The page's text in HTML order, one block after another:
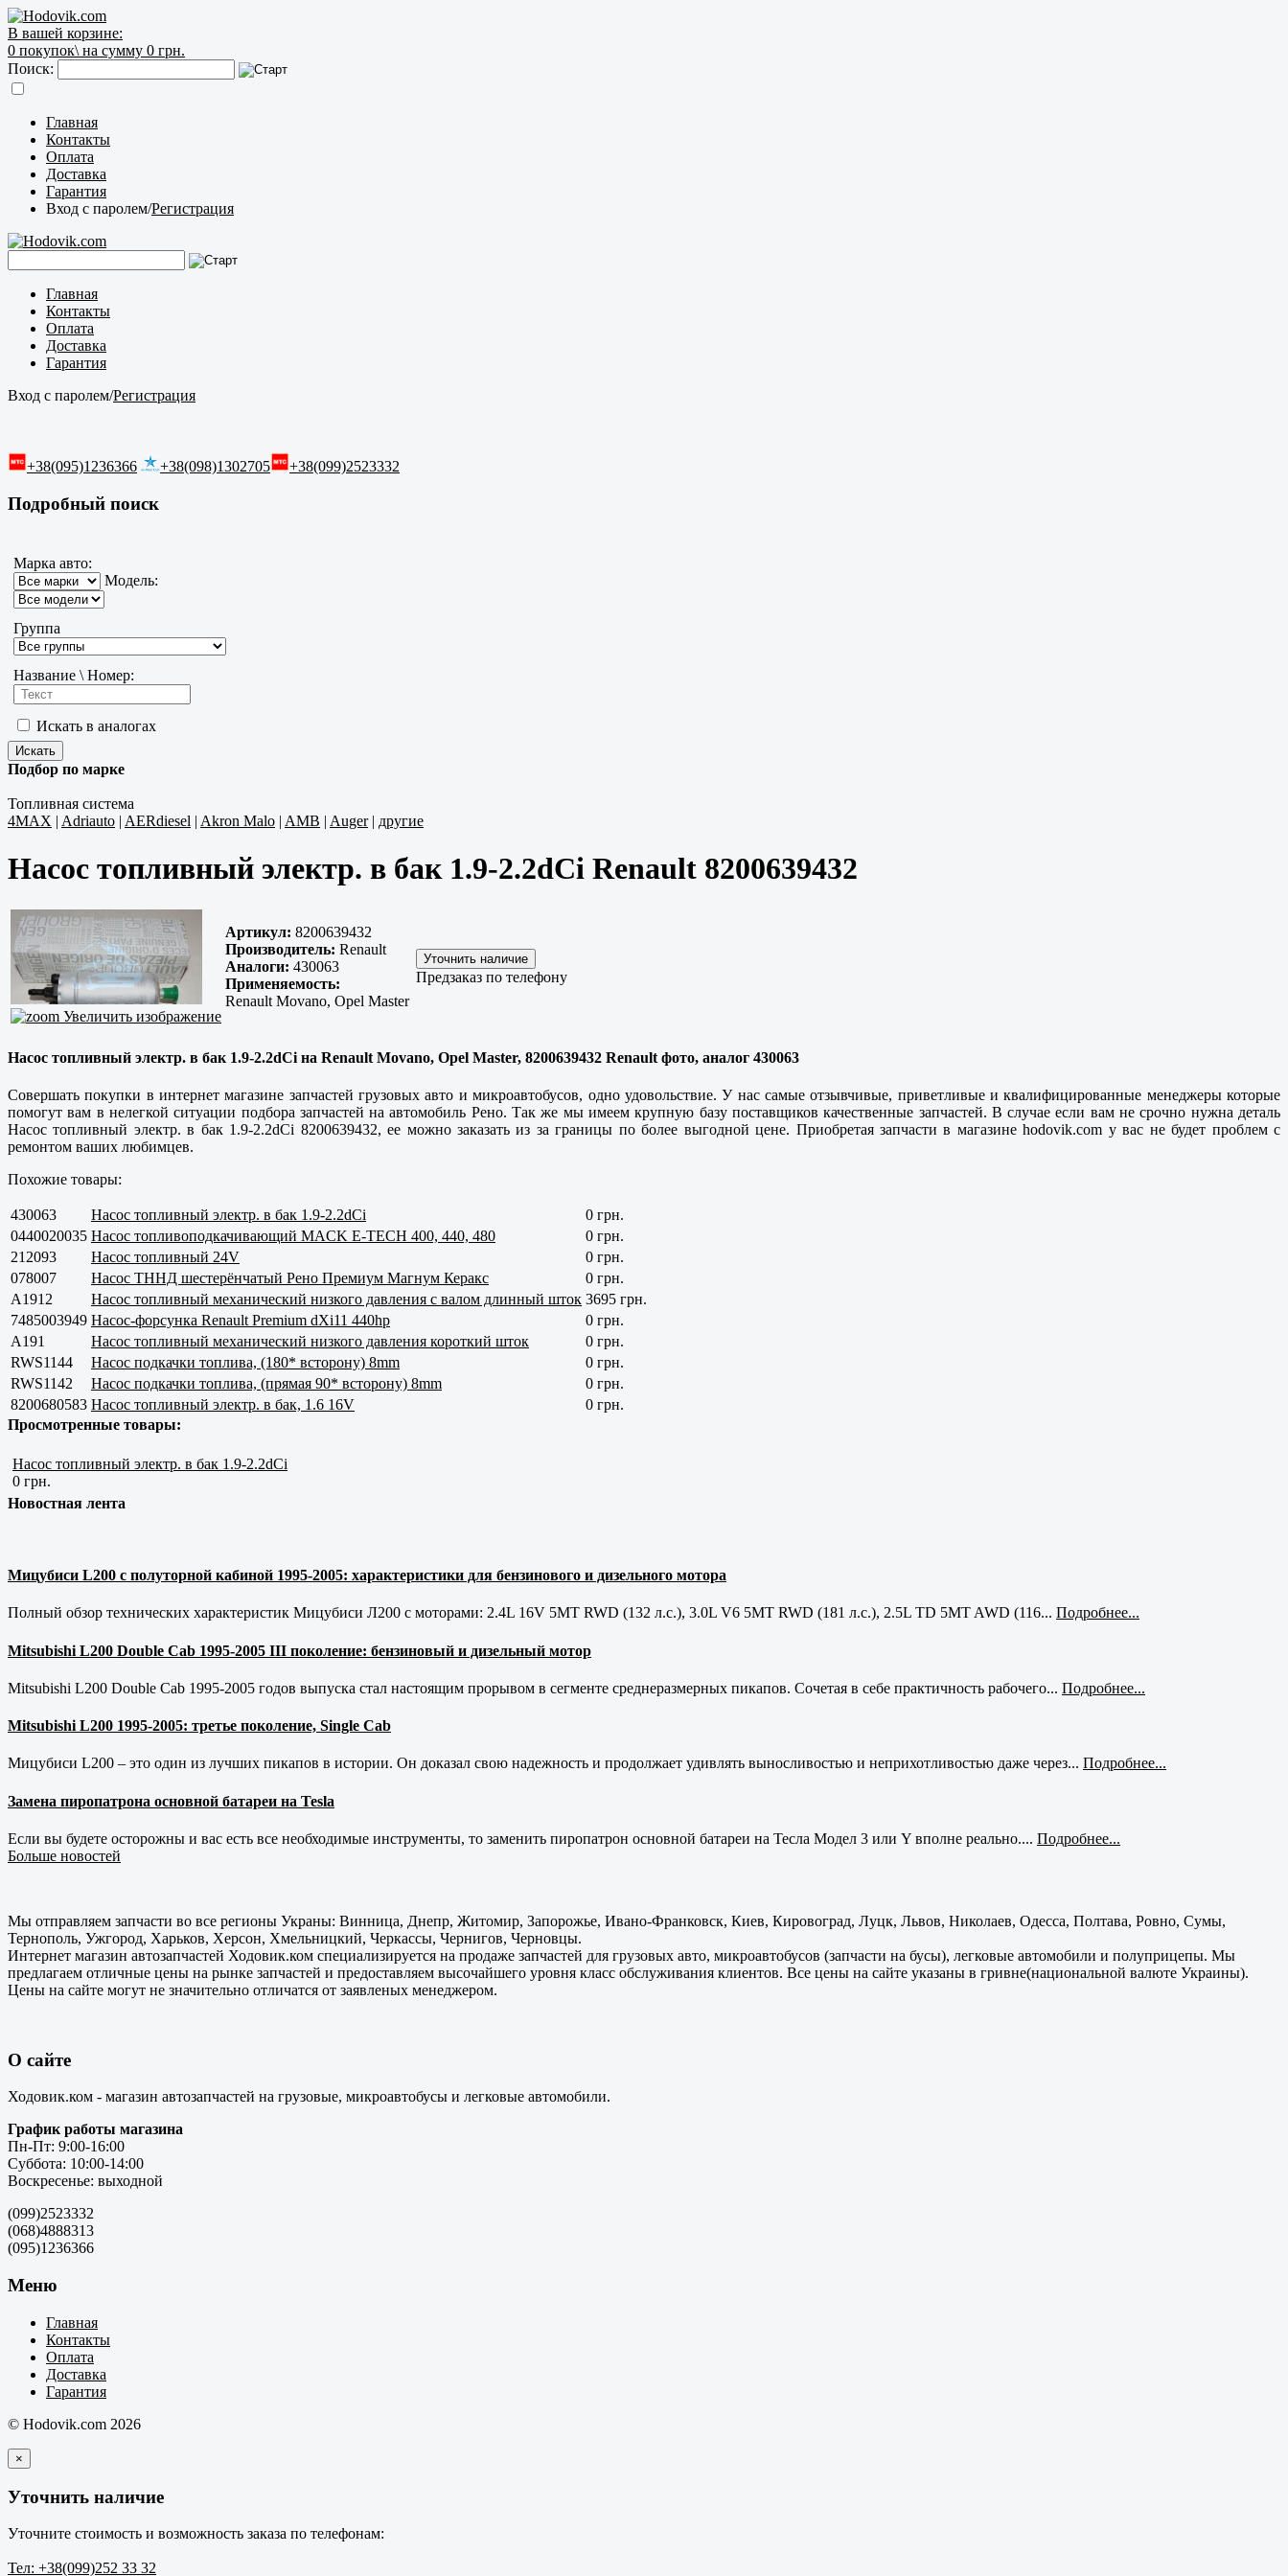
В вашей корзине:
0 покупок\ на сумму 0 грн.
Поиск:
Главная
Контакты
Оплата
Доставка
Гарантия
Вход с паролем/Регистрация
Главная
Контакты
Оплата
Доставка
Гарантия
Вход с паролем/Регистрация
+38(095)1236366 +38(098)1302705 +38(099)2523332
Подробный поиск
Марка авто:
Модель:
Группа
Название \ Номер:
Искать в аналогах
Подбор по марке
Топливная система
4MAX | Adriauto | AERdiesel | Akron Malo | AMB | Auger| другие
Насос топливный электр. в бак 1.9-2.2dCi Renault 8200639432
Увеличить изображение
Артикул: 8200639432
Производитель: Renault
Аналоги: 430063
Применяемость:
Renault Movano, Opel Master
Предзаказ по телефону
Насос топливный электр. в бак 1.9-2.2dCi на Renault Movano, Opel Master, 8200639432 Renault фото, аналог 430063
Совершать покупки в интернет магазине запчастей грузовых авто и микроавтобусов, одно удовольствие. У нас самые отзывчивые, приветливые и квалифицированные менеджеры которые
помогут вам в нелегкой ситуации подбора запчастей на автомобиль Рено. Так же мы имеем крупную базу поставщиковкачественные запчастей. В случае если вам не срочно нужна деталь
Насос топливный электр. в бак 1.9-2.2dCi 8200639432, ее можно заказать из за границы по более выгодной цене. Приобретая запчасти в магазине hodovik.com у вас не будет проблем с
ремонтом ваших любимцев.
Похожие товары:
430063 Насос топливный электр. в бак 1.9-2.2dCi
0 грн.
0440020035 Насос топливоподкачивающий MACK E-TECH 400, 440, 480
0 грн.
212093
Насос топливный 24V
0 грн.
078007
Насос ТННД шестерёнчатый Рено Премиум Магнум Керакс
0 грн.
A1912
Насос топливный механический низкого давления с валом длинный шток 3695 грн.
7485003949 Насос-форсунка Renault Premium dXi11 440hp
0 грн.
A191
Насос топливный механический низкого давления короткий шток
0 грн.
RWS1144
Насос подкачки топлива, (180* всторону) 8mm
0 грн.
RWS1142
Насос подкачки топлива, (прямая 90* всторону) 8mm
0 грн.
8200680583 Насос топливный электр. в бак, 1.6 16V
0 грн.
Просмотренные товары:
Насос топливный электр. в бак 1.9-2.2dCi
0 грн.
Новостная лента
Мицубиси L200 с полуторной кабиной 1995-2005: характеристики для бензинового и дизельного мотора
Полный обзор технических характеристик Мицубиси Л200 с моторами: 2.4L 16V 5MT RWD (132 л.с.), 3.0L V6 5MT RWD (181 л.с.), 2.5L TD 5MT AWD (116... Подробнее...
Mitsubishi L200 Double Cab 1995-2005 III поколение: бензиновый и дизельный мотор
Mitsubishi L200 Double Cab 1995-2005 годов выпуска стал настоящим прорывом в сегменте среднеразмерных пикапов. Сочетая в себе практичность рабочего... Подробнее...
Mitsubishi L200 1995-2005: третье поколение, Single Cab
Мицубиси L200 – это один из лучших пикапов в истории. Он доказал свою надежность и продолжает удивлять выносливостью и неприхотливостью даже через... Подробнее...
Замена пиропатрона основной батареи на Tesla
Если вы будете осторожны и вас есть все необходимые инструменты, то заменить пиропатрон основной батареи на Тесла Модел 3 или Y вполне реально.... Подробнее...
Больше новостей
Мы отправляем запчасти во все регионы Украны: Винница, Днепр, Житомир, Запорожье, Ивано-Франковск, Киев, Кировоград, Луцк, Львов, Николаев, Одесса, Полтава, Ровно, Сумы,
Тернополь, Ужгород, Харьков, Херсон, Хмельницкий, Черкассы, Чернигов, Черновцы.
Интернет магазин автозапчастей Ходовик.ком специализируется на продаже запчастей для грузовых авто, микроавтобусов (запчасти на бусы), легковые автомобили и полуприцепы. Мы
предлагаем отличные цены на рынке запчастей и предоставляем высочайшего уровня класс обслуживания клиентов. Все цены на сайте указаны в гривне(национальной валюте Украины).
Цены на сайте могут не значительно отличатся от заявленых менеджером.
О сайте
Ходовик.ком - магазин автозапчастей на грузовые, микроавтобусы и легковые автомобили.
График работы магазина
Пн-Пт: 9:00-16:00
Суббота: 10:00-14:00
Воскресенье: выходной
(099)2523332
(068)4888313
(095)1236366
Меню
Главная
Контакты
Оплата
Доставка
Гарантия
© Hodovik.com 2026
×
Уточнить наличие
Уточните стоимость и возможность заказа по телефонам:
Тел: +38(099)252 33 32